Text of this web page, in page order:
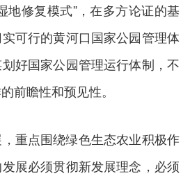
地修复模式”，在多方论证的基
可行的黄河口国家公园管理体
好国家公园管理运行体制，不
前瞻性和预见性。
点围绕绿色生态农业积极作
展必须贯彻新发展理念，必须